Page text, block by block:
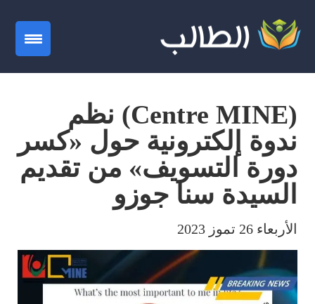
(Centre MINE) نظم
ندوة إلكترونية حول «كسر
دورة التسويف» من تقديم
السيدة سنا جوزو
الأربعاء 26 تموز 2023